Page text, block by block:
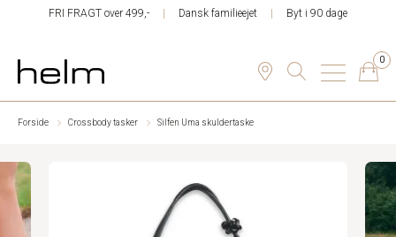
FRI FRAGT over 499,- Dansk familieejet Byt i 90 dage
0
Forside Crossbody tasker Silfen Uma skuldertaske